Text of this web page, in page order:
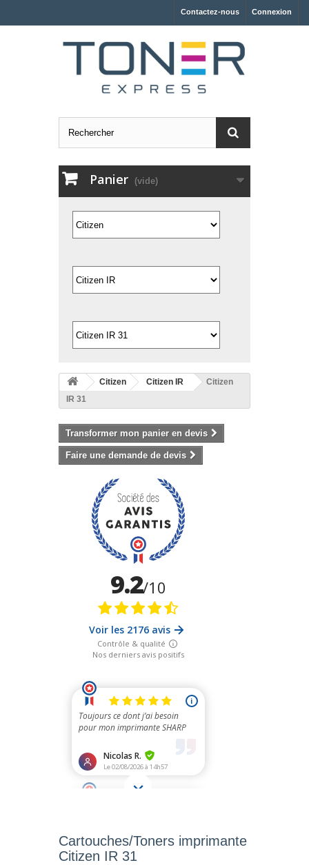
Connexion
Contactez-nous
Panier (vide)
Citizen Citizen IR
Citizen
IR 31
Transformer mon panier en devis
Faire une demande de devis
Cartouches/Toners imprimante
Citizen IR 31